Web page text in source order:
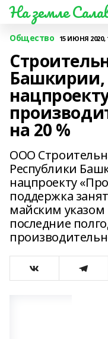
На земле
Общество 15 ИЮНЯ 2020,
Башкирии,
на 20 %
ООО
Республики
нацпроекту
поддержка
майским
последние